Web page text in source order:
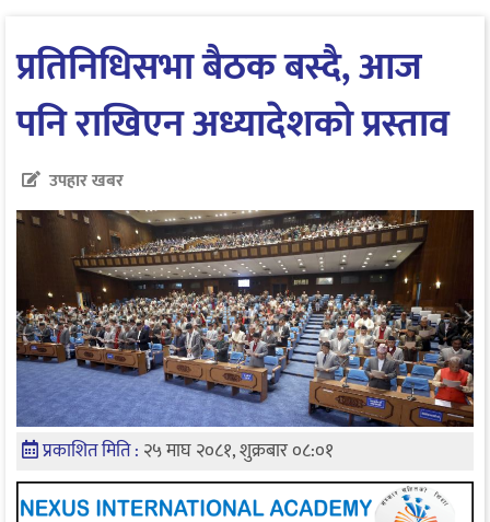
प्रतिनिधिसभा बैठक बस्दै, आज
पनि राखिएन अध्यादेशकाे प्रस्ताव
उपहार खबर
प्रकाशित मिति : २५ माघ २०८१, शुक्रबार ०८:०१